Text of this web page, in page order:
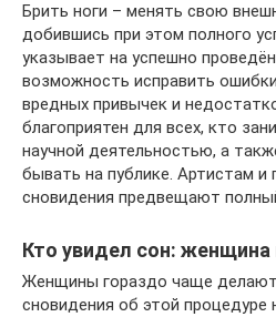
Брить ноги – менять свою
добившись при этом полного
указывает на успешно
возможность исправить
вредных привычек и
благоприятен для всех, кто
научной деятельностью, а
бывать на публике. Артистам и
сновидения предвещают
Кто увидел сон:
Женщины гораздо чаще
сновидения об этой процедуре